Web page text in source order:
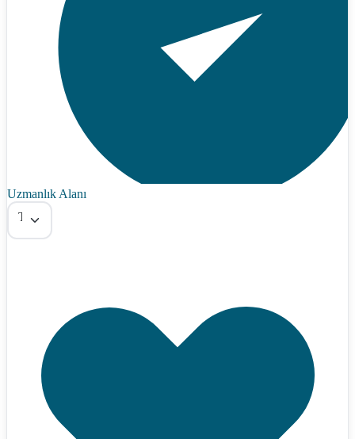
Uzmanlık Alanı
Tümü